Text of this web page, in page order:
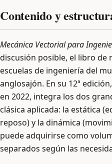
Contenido y
Mecánica Vectorial para
discusión posible, el libro de
escuelas de ingeniería del
anglosajón. En su 12ª
en 2022, integra los dos
clásica aplicada: la estática
reposo) y la dinámica
puede adquirirse como
separados según las